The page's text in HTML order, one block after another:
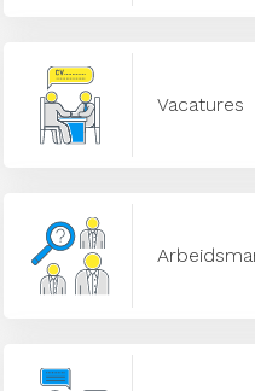
Vacatures